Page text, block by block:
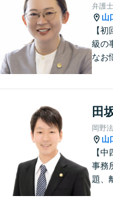
弁護
山
【
級の
なお
相談
連れ
談対
田
岡野
山
【
事務
題、